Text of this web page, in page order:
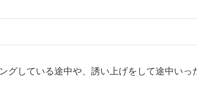
グしている途中や、誘い上げをして途中いっ